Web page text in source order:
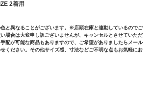
2着用
と異なることがございます。※店頭在庫と連動しているのでご
場合は大変申し訳ございませんが、キャンセルとさせていただ
配が可能な商品もありますので、ご希望がありましたらメール
ください。その他サイズ感、寸法などご不明な点もお気軽にお